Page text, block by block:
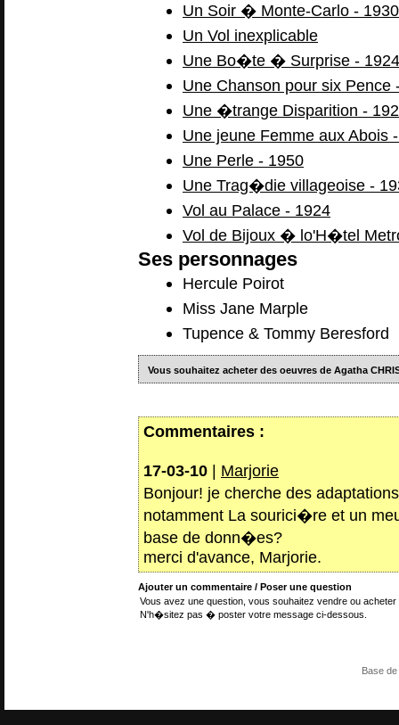
Un Soir � Monte-Carlo - 1930
Un Vol inexplicable
Une Bo�te � Surprise - 1924
Une Chanson pour six Pence
Une �trange Disparition -
Une jeune Femme aux Abois
Une Perle - 1950
Une Trag�die villageoise -
Vol au Palace - 1924
Vol de Bijoux � lo'H�tel
Ses personnages
Hercule Poirot
Miss Jane Marple
Tupence & Tommy Beresford
Vous souhaitez acheter des oeuvres de Agatha
Commentaires :
17-03-10 | Marjorie
Bonjour! je cherche des
notamment La sourici�re et un
base de donn�es?
merci d'avance, Marjorie.
Ajouter un commentaire / Poser une question
Vous avez une question, vous souhaitez vendre ou
N'h�sitez pas � poster votre message ci-dessous.
Base